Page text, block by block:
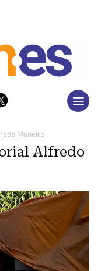
Maneiro
Alfredo